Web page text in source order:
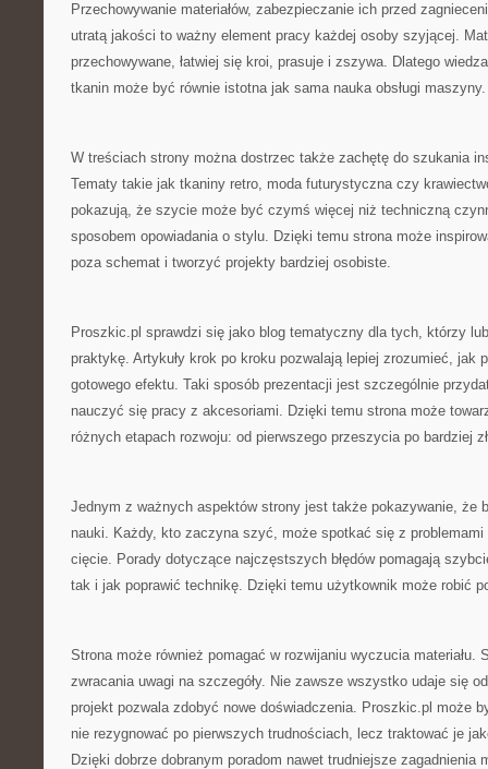
Przechowywanie materiałów, zabezpieczanie ich przed
utratą jakości to ważny element pracy każdej osoby szyjącej.
przechowywane, łatwiej się kroi, prasuje i zszywa. Dlatego
tkanin może być równie istotna jak sama nauka obsługi maszyny.
W treściach strony można dostrzec także zachętę do szukania
Tematy takie jak tkaniny retro, moda futurystyczna czy
pokazują, że szycie może być czymś więcej niż techniczną
sposobem opowiadania o stylu. Dzięki temu strona może
poza schemat i tworzyć projekty bardziej osobiste.
Proszkic.pl sprawdzi się jako blog tematyczny dla tych, którzy
praktykę. Artykuły krok po kroku pozwalają lepiej zrozumieć, jak
gotowego efektu. Taki sposób prezentacji jest szczególnie
nauczyć się pracy z akcesoriami. Dzięki temu strona może
różnych etapach rozwoju: od pierwszego przeszycia po bardziej
Jednym z ważnych aspektów strony jest także pokazywanie, że
nauki. Każdy, kto zaczyna szyć, może spotkać się z
cięcie. Porady dotyczące najczęstszych błędów pomagają
tak i jak poprawić technikę. Dzięki temu użytkownik może robić
Strona może również pomagać w rozwijaniu wyczucia materiału.
zwracania uwagi na szczegóły. Nie zawsze wszystko udaje się
projekt pozwala zdobyć nowe doświadczenia. Proszkic.pl może
nie rezygnować po pierwszych trudnościach, lecz traktować je
Dzięki dobrze dobranym poradom nawet trudniejsze zagadnienia